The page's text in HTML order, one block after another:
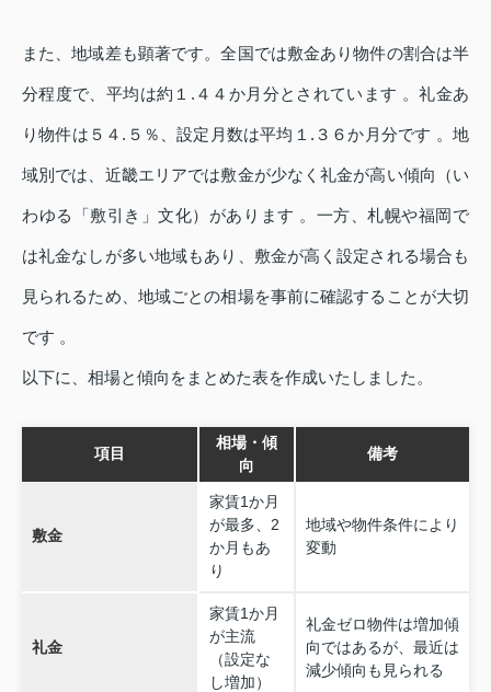
また、地域差も顕著です。全国では敷金あり物件の割合は半
分程度で、平均は約１.４４か月分とされています 。礼金あ
り物件は５４.５％、設定月数は平均１.３６か月分です 。地
域別では、近畿エリアでは敷金が少なく礼金が高い傾向（い
わゆる「敷引き」文化）があります 。一方、札幌や福岡で
は礼金なしが多い地域もあり、敷金が高く設定される場合も
見られるため、地域ごとの相場を事前に確認することが大切
です 。
以下に、相場と傾向をまとめた表を作成いたしました。
項目
相場・傾
向
備考
敷金
家賃1か月
が最多、2
か月もあ
り
地域や物件条件により
変動
礼金
家賃1か月
が主流
（設定な
し増加）
礼金ゼロ物件は増加傾
向ではあるが、最近は
減少傾向も見られる